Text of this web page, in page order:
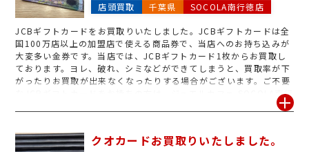
店頭買取 千葉県 SOCOLA南行徳店
JCBギフトカードをお買取りいたしました。JCBギフトカードは全
国100万店以上の加盟店で使える商品券で、当店へのお持ち込みが
大変多い金券です。当店では、JCBギフトカード1枚からお買取し
ております。ヨレ、破れ、シミなどができてしまうと、買取率が下
がったりお買取が出来なくなったりする場合がございます。ご不要
なJCBギフトカードをお持ちの方は、ジュエルカフェ SOCOLA南行
クオカードお買取りいたしました。